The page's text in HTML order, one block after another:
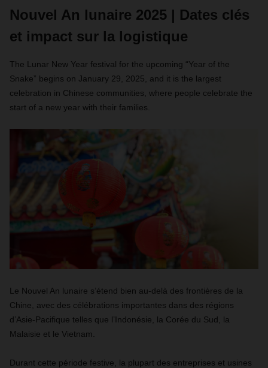
Nouvel An lunaire 2025 | Dates clés
et impact sur la logistique
The Lunar New Year festival for the upcoming “Year of the
Snake” begins on January 29, 2025, and it is the largest
celebration in Chinese communities, where people celebrate the
start of a new year with their families.
Le Nouvel An lunaire s’étend bien au-delà des frontières de la
Chine, avec des célébrations importantes dans des régions
d’Asie-Pacifique telles que l’Indonésie, la Corée du Sud, la
Malaisie et le Vietnam.
Durant cette période festive, la plupart des entreprises et usines